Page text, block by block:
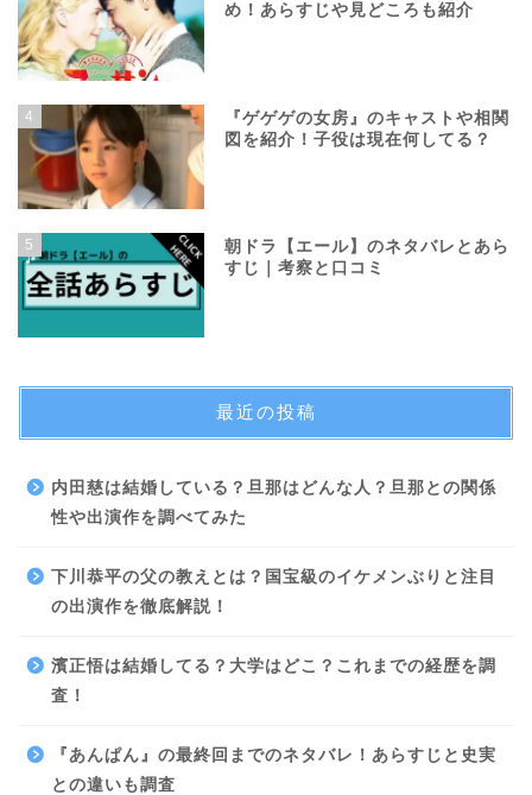
め！あらすじや見どころも紹介
4
『ゲゲゲの女房』のキャストや相関
図を紹介！子役は現在何してる？
5
朝ドラ【エール】のネタバレとあら
すじ｜考察と口コミ
最近の投稿
内田慈は結婚している？旦那はどんな人？旦那との関係
性や出演作を調べてみた
下川恭平の父の教えとは？国宝級のイケメンぶりと注目
の出演作を徹底解説！
濱正悟は結婚してる？大学はどこ？これまでの経歴を調
査！
『あんぱん』の最終回までのネタバレ！あらすじと史実
との違いも調査